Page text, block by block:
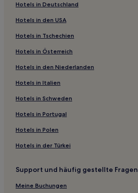
Trollhättan Hotels
Hotels nahe Vasaporten
Hotels nahe Hornborgasjön
Gemeinde Mariestad: Hotels
Åvassen Hotels
Gamla Staden-Nya Staden: Hotels
Hotels nahe Skräddaretorp
Hotels nahe Brunnhemsbacken
Gemeinde Essunga: Hotels
Hotels nahe Hattareviken
Hotels nahe Vanersborg
Hotels nahe Rörstrand Museum
Hotels in Deutschland
Hotels in den USA
Hotels in Tschechien
Hotels in Österreich
Hotels in den Niederlanden
Hotels in Italien
Hotels in Schweden
Hotels in Portugal
Hotels in Polen
Hotels in der Türkei
Support und häufig gestellte Fragen
Meine Buchungen